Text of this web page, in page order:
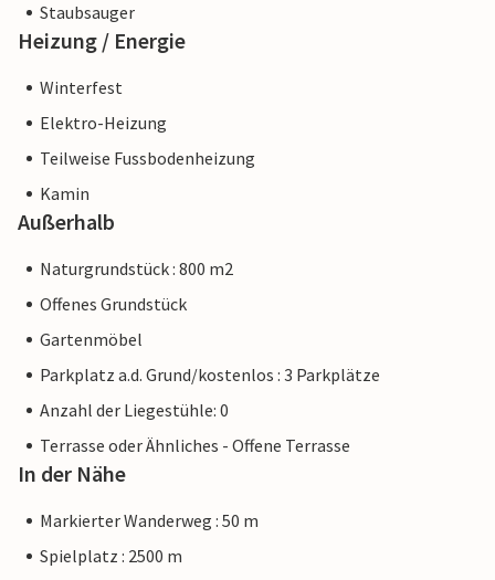
Staubsauger
Heizung / Energie
Winterfest
Elektro-Heizung
Teilweise Fussbodenheizung
Kamin
Außerhalb
Naturgrundstück : 800 m2
Offenes Grundstück
Gartenmöbel
Parkplatz a.d. Grund/kostenlos : 3 Parkplätze
Anzahl der Liegestühle: 0
Terrasse oder Ähnliches - Offene Terrasse
In der Nähe
Markierter Wanderweg : 50 m
Spielplatz : 2500 m